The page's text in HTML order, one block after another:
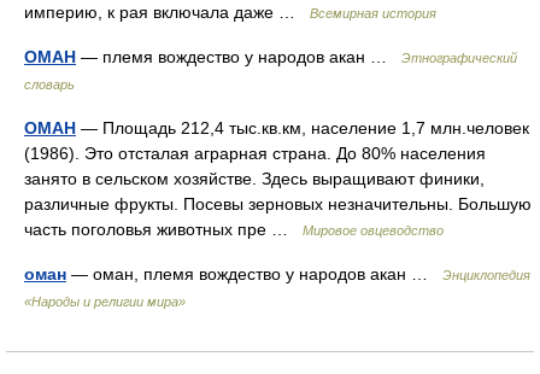
империю, к рая включала даже …
Всемирная история
ОМАН — племя вождество у народов акан …
Этнографический
словарь
ОМАН — Площадь 212,4 тыс.кв.км, население 1,7 млн.человек
(1986). Это отсталая аграрная страна. До 80% населения
занято в сельском хозяйстве. Здесь выращивают финики,
различные фрукты. Посевы зерновых незначительны. Большую
часть поголовья животных пре …
Мировое овцеводство
оман — оман, племя вождество у народов акан …
Энциклопедия
«Народы и религии мира»